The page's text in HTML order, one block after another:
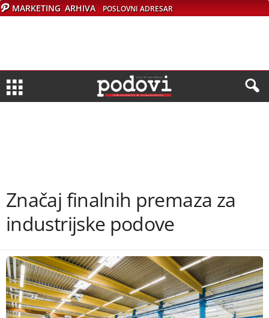
MARKETING ARHIVA POSLOVNI ADRESAR
Značaj finalnih premaza za
industrijske podove